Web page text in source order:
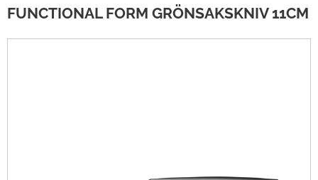
FUNCTIONAL FORM GRÖNSAKSKNIV 11CM